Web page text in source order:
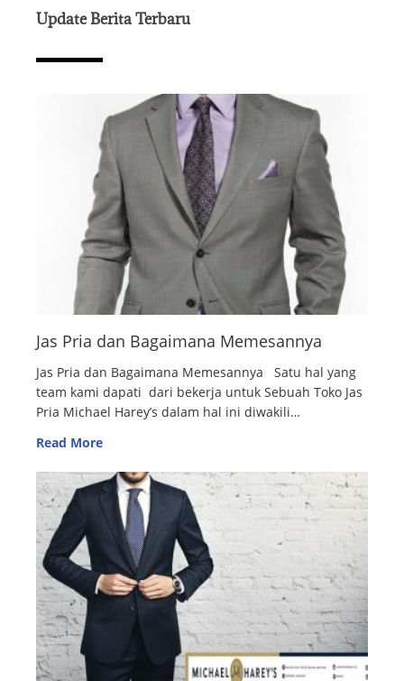
Update Berita Terbaru
Jas Pria dan Bagaimana Memesannya
Jas Pria dan Bagaimana Memesannya Satu hal yang
team kami dapati dari bekerja untuk Sebuah Toko Jas
Pria Michael Harey’s dalam hal ini diwakili…
Read More